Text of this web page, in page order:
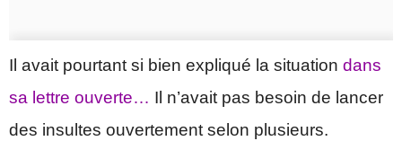
Il avait pourtant si bien expliqué la situation dans
sa lettre ouverte… Il n’avait pas besoin de lancer
des insultes ouvertement selon plusieurs.